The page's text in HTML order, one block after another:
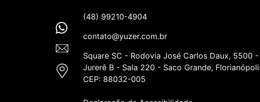
(48) 99210-4904
contato@yuzer.com.br
Square SC - Rodovia José Carlos Daux, 5500
Jurerê B - Sala 220 - Saco Grande,
CEP: 88032-005